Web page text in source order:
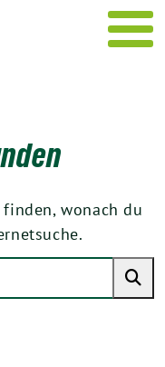
wonach du